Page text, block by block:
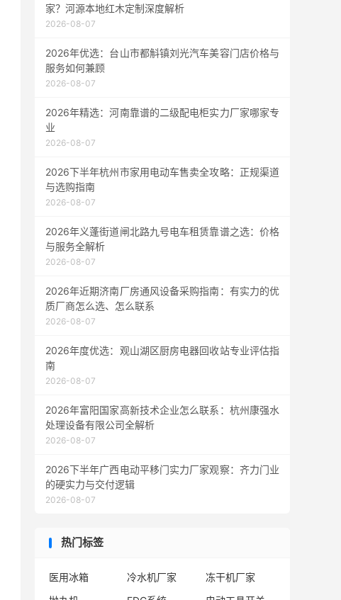
家？河源本地红木定制深度解析
2026-08-07
2026年优选：台山市都斛镇刘光汽车美容门店价格与
服务如何兼顾
2026-08-07
2026年精选：河南靠谱的二级配电柜实力厂家哪家专
业
2026-08-07
2026下半年杭州市家用电动车售卖全攻略：正规渠道
与选购指南
2026-08-07
2026年义蓬街道闸北路九号电车租赁靠谱之选：价格
与服务全解析
2026-08-07
2026年近期济南厂房通风设备采购指南：有实力的优
质厂商怎么选、怎么联系
2026-08-07
2026年度优选：观山湖区厨房电器回收站专业评估指
南
2026-08-07
2026年富阳国家高新技术企业怎么联系：杭州康强水
处理设备有限公司全解析
2026-08-07
2026下半年广西电动平移门实力厂家观察：齐力门业
的硬实力与交付逻辑
2026-08-07
热门标签
医用冰箱 冷水机厂家
冻干机厂家